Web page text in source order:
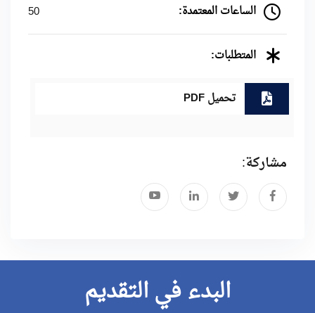
الساعات المعتمدة: 50
المتطلبات:
تحميل PDF
مشاركة:
البدء في التقديم